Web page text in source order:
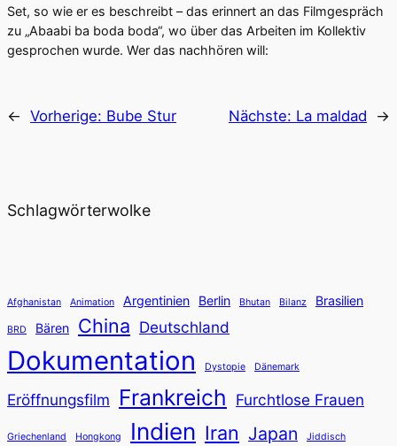
Set, so wie er es beschreibt – das erinnert an das Filmgespräch
zu „Abaabi ba boda boda“, wo über das Arbeiten im Kollektiv
gesprochen wurde. Wer das nachhören will:
← Vorherige: Bube Stur Nächste: La maldad →
Schlagwörterwolke
Afghanistan Animation Argentinien Berlin Bhutan Bilanz Brasilien
BRD Bären China Deutschland
Dokumentation Dystopie Dänemark
Eröffnungsfilm Frankreich Furchtlose Frauen
Griechenland Hongkong Indien Iran Japan Jiddisch